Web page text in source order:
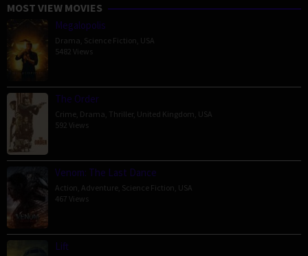
MOST VIEW MOVIES
Megalopolis
Drama Science Fiction USA
5482 Views
The Order
Crime Drama Thriller, United Kingdom USA
592 Views
Venom: The Last Dance
Action Adventure Science Fiction USA
467 Views
Lift